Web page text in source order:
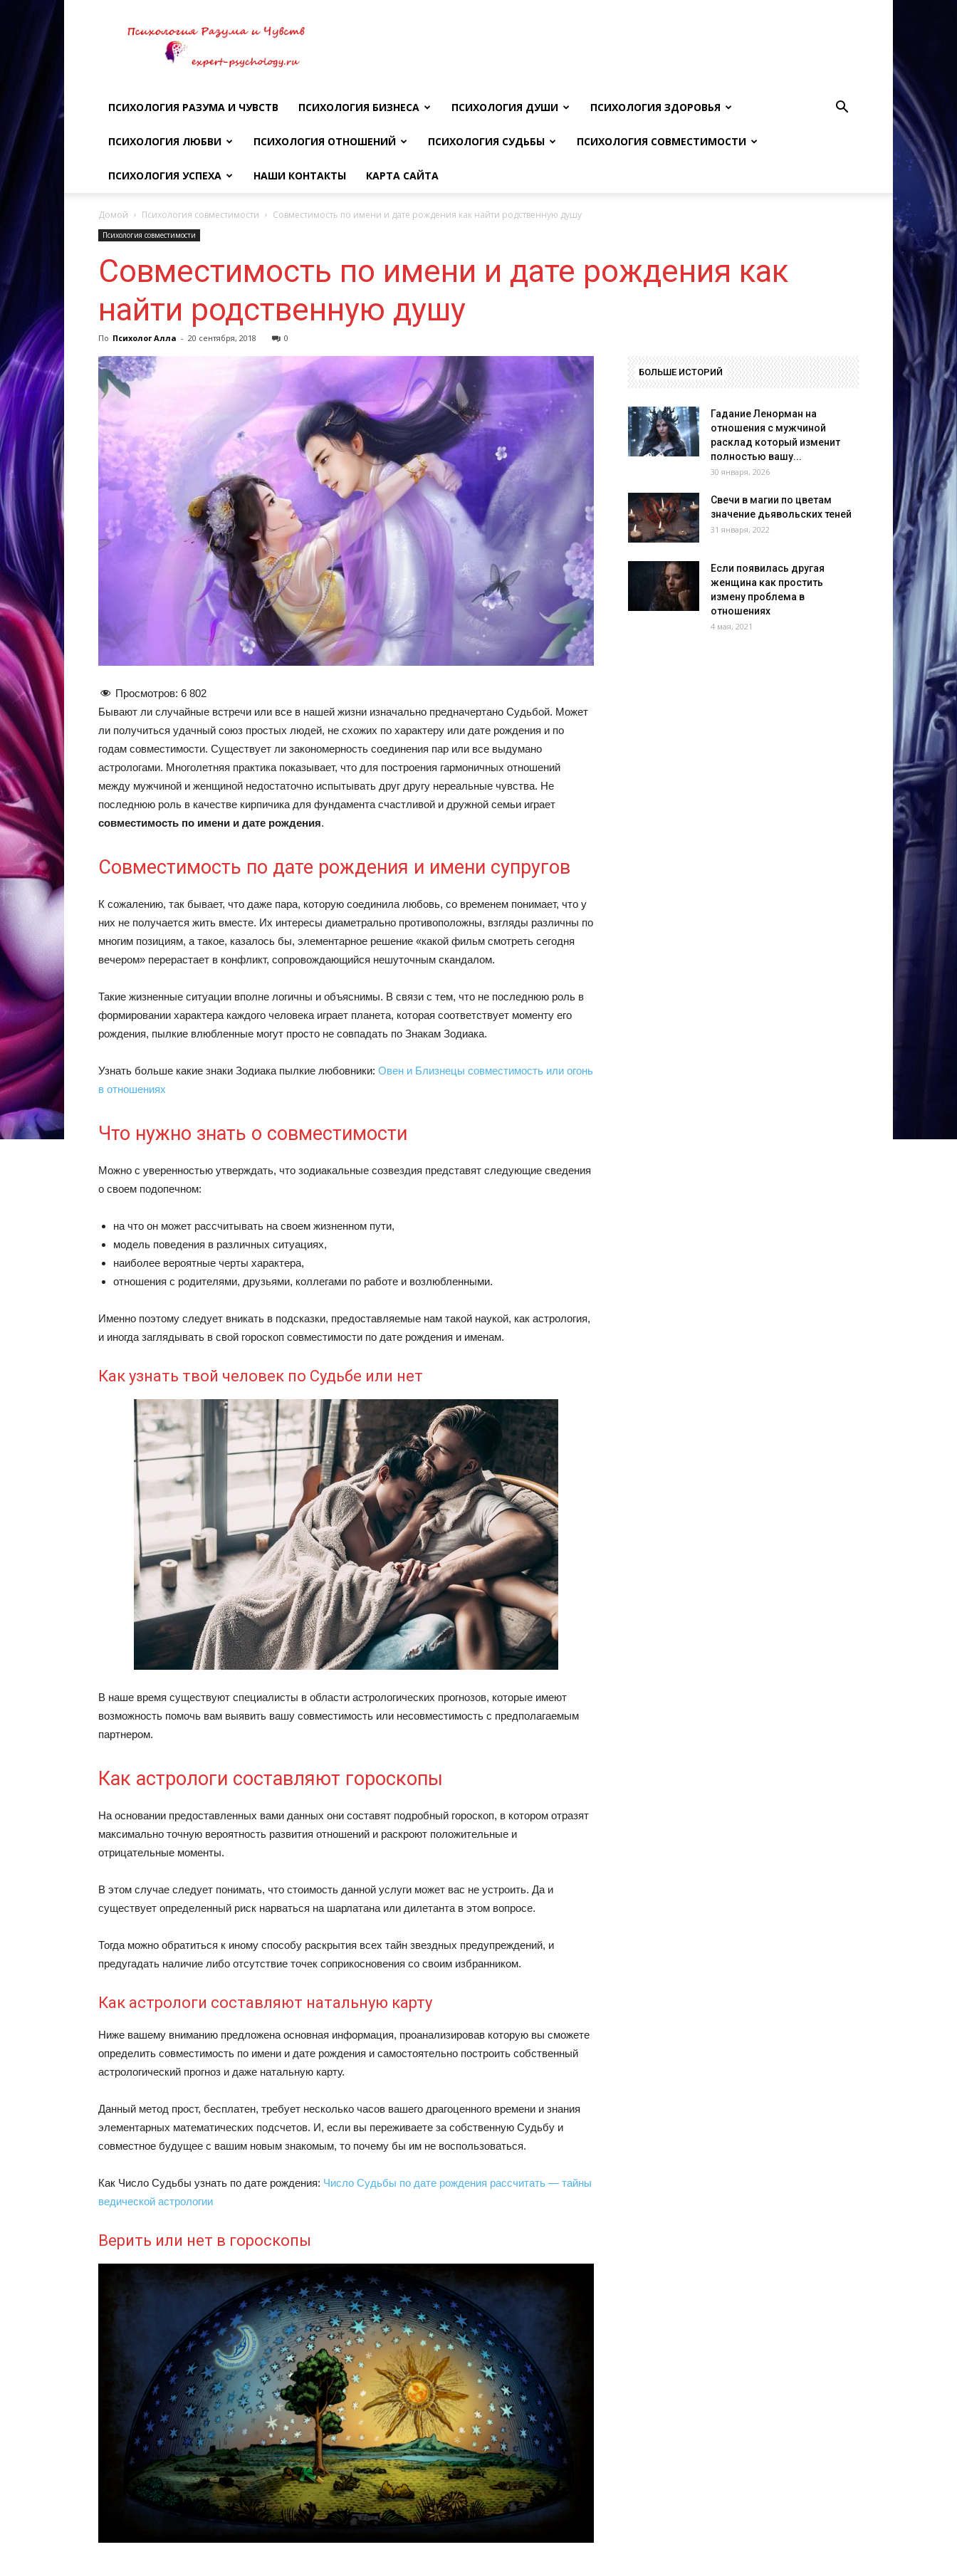
Психология
разума
ПСИХОЛОГИЯ РАЗУМА И ЧУВСТВ ПСИХОЛОГИЯ БИЗНЕСА ПСИХОЛОГИЯ ДУШИ ПСИХОЛОГИЯ ЗДОРОВЬЯ
ПСИХОЛОГИЯ ЛЮБВИ ПСИХОЛОГИЯ ОТНОШЕНИЙ ПСИХОЛОГИЯ СУДЬБЫ ПСИХОЛОГИЯ СОВМЕСТИМОСТИ
ПСИХОЛОГИЯ УСПЕХА НАШИ КОНТАКТЫ КАРТА САЙТА
Домой Психология совместимости Совместимость по имени и дате рождения как найти родственную душу
Психология совместимости
Совместимость по имени и дате рождения как
найти родственную душу
По Психолог Алла - 20 сентября, 2018 0
Просмотров: 6 802
Бывают ли случайные встречи или все в нашей жизни изначально предначертано Судьбой. Может
ли получиться удачный союз простых людей, не схожих по характеру или дате рождения и по
годам совместимости. Существует ли закономерность соединения пар или все выдумано
астрологами. Многолетняя практика показывает, что для построения гармоничных отношений
между мужчиной и женщиной недостаточно испытывать друг другу нереальные чувства. Не
последнюю роль в качестве кирпичика для фундамента счастливой и дружной семьи играет
совместимость по имени и дате рождения.
Совместимость по дате рождения и имени супругов
К сожалению, так бывает, что даже пара, которую соединила любовь, со временем понимает, что у
них не получается жить вместе. Их интересы диаметрально противоположны, взгляды различны по
многим позициям, а такое, казалось бы, элементарное решение «какой фильм смотреть сегодня
вечером» перерастает в конфликт, сопровождающийся нешуточным скандалом.
Такие жизненные ситуации вполне логичны и объяснимы. В связи с тем, что не последнюю роль в
формировании характера каждого человека играет планета, которая соответствует моменту его
рождения, пылкие влюбленные могут просто не совпадать по Знакам Зодиака.
Узнать больше какие знаки Зодиака пылкие любовники: Овен и Близнецы совместимость или огонь
в отношениях
Что нужно знать о совместимости
Можно с уверенностью утверждать, что зодиакальные созвездия представят следующие сведения
о своем подопечном:
на что он может рассчитывать на своем жизненном пути,
модель поведения в различных ситуациях,
наиболее вероятные черты характера,
отношения с родителями, друзьями, коллегами по работе и возлюбленными.
Именно поэтому следует вникать в подсказки, предоставляемые нам такой наукой, как астрология,
и иногда заглядывать в свой гороскоп совместимости по дате рождения и именам.
Как узнать твой человек по Судьбе или нет
В наше время существуют специалисты в области астрологических прогнозов, которые имеют
возможность помочь вам выявить вашу совместимость или несовместимость с предполагаемым
партнером.
Как астрологи составляют гороскопы
На основании предоставленных вами данных они составят подробный гороскоп, в котором отразят
максимально точную вероятность развития отношений и раскроют положительные и
отрицательные моменты.
В этом случае следует понимать, что стоимость данной услуги может вас не устроить. Да и
существует определенный риск нарваться на шарлатана или дилетанта в этом вопросе.
Тогда можно обратиться к иному способу раскрытия всех тайн звездных предупреждений, и
предугадать наличие либо отсутствие точек соприкосновения со своим избранником.
Как астрологи составляют натальную карту
Ниже вашему вниманию предложена основная информация, проанализировав которую вы сможете
определить совместимость по имени и дате рождения и самостоятельно построить собственный
астрологический прогноз и даже натальную карту.
Данный метод прост, бесплатен, требует несколько часов вашего драгоценного времени и знания
элементарных математических подсчетов. И, если вы переживаете за собственную Судьбу и
совместное будущее с вашим новым знакомым, то почему бы им не воспользоваться.
Как Число Судьбы узнать по дате рождения: Число Судьбы по дате рождения рассчитать — тайны
ведической астрологии
Верить или нет в гороскопы
БОЛЬШЕ ИСТОРИЙ
Гадание Ленорман на
отношения с мужчиной
расклад который изменит
полностью вашу...
30 января, 2026
Свечи в магии по цветам
значение дьявольских теней
31 января, 2022
Если появилась другая
женщина как простить
измену проблема в
отношениях
4 мая, 2021